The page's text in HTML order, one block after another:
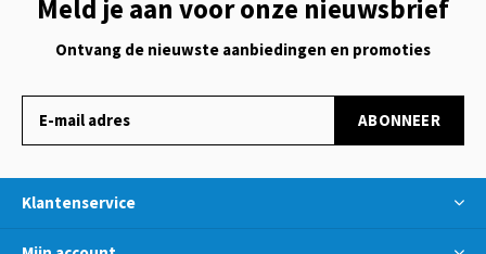
Meld je aan voor onze nieuwsbrief
Ontvang de nieuwste aanbiedingen en promoties
ABONNEER
Klantenservice